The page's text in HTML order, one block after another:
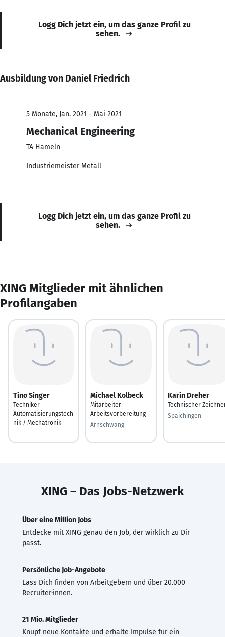
Logg Dich jetzt ein, um das ganze Profil zu
sehen.
Ausbildung von Daniel Friedrich
5 Monate, Jan. 2021 - Mai 2021
Mechanical Engineering
TA Hameln
Industriemeister Metall
Logg Dich jetzt ein, um das ganze Profil zu
sehen.
XING Mitglieder mit ähnlichen
Profilangaben
Tino Singer
Techniker
Automatisierungstech
nik / Mechatronik
Michael Kolbeck
Mitarbeiter
Arbeitsvorbereitung
Arnschwang
Karin Dreher
Technischer
Spaichingen
XING – Das Jobs-Netzwerk
Über eine Million Jobs
Entdecke mit XING genau den Job, der wirklich zu Dir
passt.
Persönliche Job-Angebote
Lass Dich finden von Arbeitgebern und über 20.000
Recruiter·innen.
21 Mio. Mitglieder
Knüpf neue Kontakte und erhalte Impulse für ein